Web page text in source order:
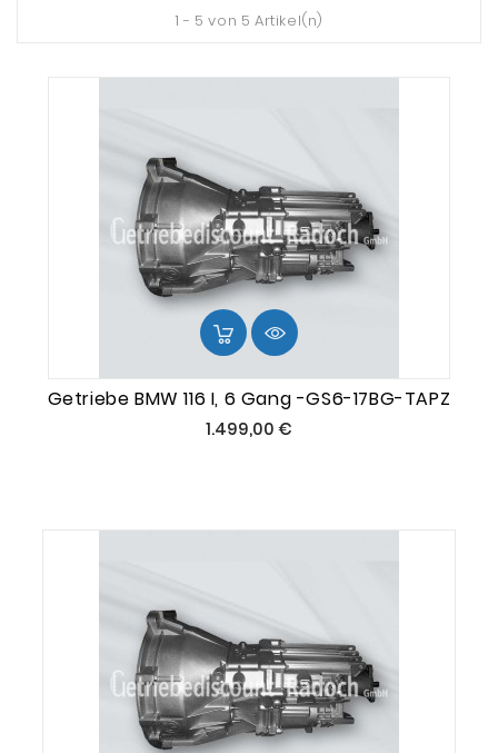
1 - 5 von 5 Artikel(n)
Getriebe BMW 116 I, 6 Gang -GS6-17BG-TAPZ
1.499,00 €Preis